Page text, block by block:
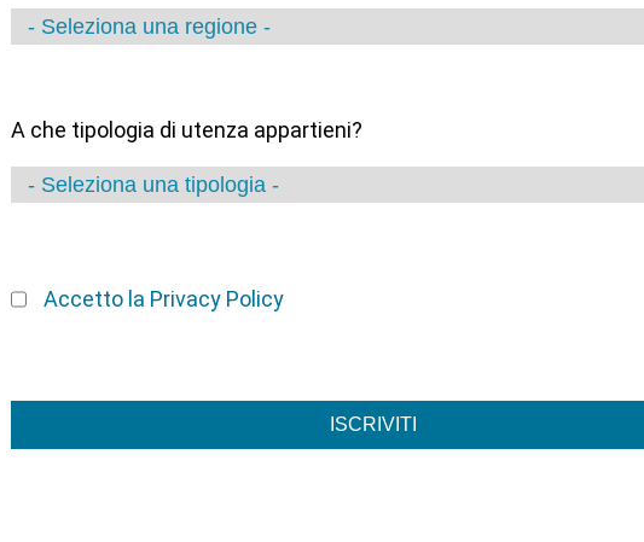
A che tipologia di utenza appartieni?
Accetto la Privacy Policy
ISCRIVITI